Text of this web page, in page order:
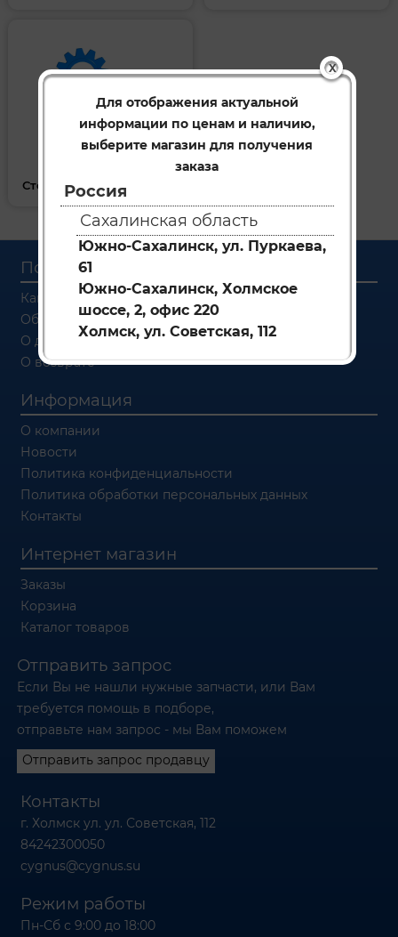
X
Для отображения актуальной
информации по ценам и наличию,
выберите магазин для получения
заказа
Россия
Сахалинская область
Южно-Сахалинск, ул. Пуркаева,
61
Южно-Сахалинск, Холмское
шоссе, 2, офис 220
Холмск, ул. Советская, 112
Стеклоочистители __ 205
Покупателям
Как заказать
Об оплате
О доставке
О возврате
Информация
О компании
Новости
Политика конфиденциальности
Политика обработки персональных данных
Контакты
Интернет магазин
Заказы
Корзина
Каталог товаров
Отправить запрос
Если Вы не нашли нужные запчасти, или Вам
требуется помощь в подборе,
отправьте нам запрос - мы Вам поможем
Отправить запрос продавцу
Контакты
г. Холмск ул. ул. Советская, 112
84242300050
cygnus@cygnus.su
Режим работы
Пн-Сб с 9:00 до 18:00